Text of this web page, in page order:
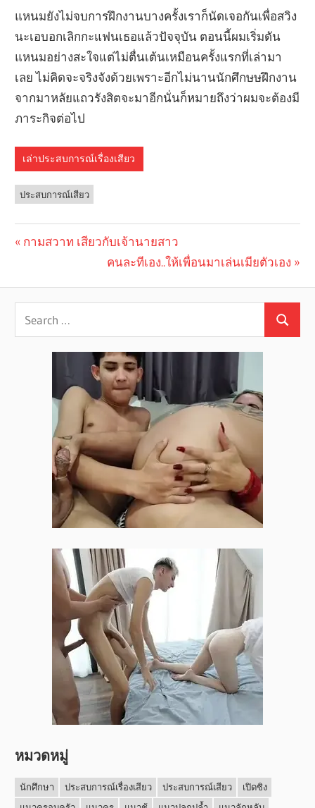
แหนมยังไม่จบการฝึกงานบางครั้งเราก็นัดเจอกันเพื่อสวิง
นะเอบอกเลิกกะแฟนเธอแล้วปัจจุบัน ตอนนี้ผมเริ่มดัน
แหนมอย่างสะใจแต่ไม่ตื่นเต้นเหมือนครั้งแรกที่เล่ามา
เลย ไม่คิดจะจริงจังด้วยเพราะอีกไม่นานนักศึกษษฝึกงาน
จากมาหลัยแถวรังสิตจะมาอีกนั่นก็หมายถึงว่าผมจะต้องมี
ภาระกิจต่อไป
เล่าประสบการณ์เรื่องเสียว
ประสบการณ์เสียว
navigation
Previous
กามสวาท เสียวกับเจ้านายสาว
Next
คนละทีเอง..ให้เพื่อนมาเล่นเมียตัวเอง
หมวดหมู่
นักศึกษา ประสบการณ์เรื่องเสียว ประสบการณ์เสียว
เปิดซิง